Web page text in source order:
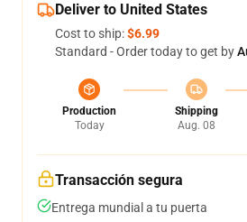
Deliver to United States
Cost to ship:$6.99
Standard - Order today to get by
Production
Today
Shipping
Aug. 08
Transacción segura
Entrega mundial a tu puerta